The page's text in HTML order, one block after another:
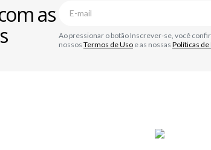
as
Ao pressionar o botão Inscrever-se, você
nossos Termos de Uso e as nossas Políticas